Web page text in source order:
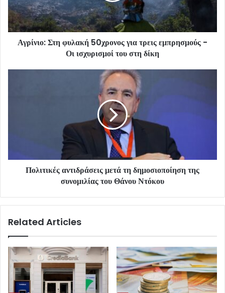
Αγρίνιο: Στη φυλακή 50χρονος για τρεις εμπρησμούς -
Οι ισχυρισμοί του στη δίκη
Πολιτικές αντιδράσεις μετά τη δημοσιοποίηση της
συνομιλίας του Θάνου Ντόκου
Related Articles